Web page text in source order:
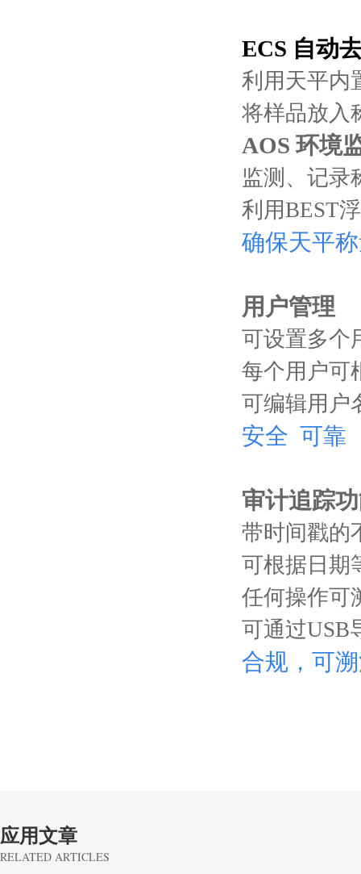
ECS 自动
利用天平内
将样品放入
AOS 环境
监测、记录
利用BEST
确保天平
用户管理
可设置多个
每个用户可
可编辑用户
安全 可靠
审计追踪
带时间戳的
可根据日期
任何操作可
可通过USB
合规，可
应用文章
RELATED ARTICLES